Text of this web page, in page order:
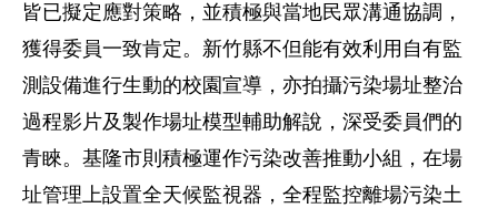
皆已擬定應對策略，並積極與當地民眾溝通協調，
獲得委員一致肯定。新竹縣不但能有效利用自有監
測設備進行生動的校園宣導，亦拍攝污染場址整治
過程影片及製作場址模型輔助解說，深受委員們的
青睞。基隆市則積極運作污染改善推動小組，在場
址管理上設置全天候監視器，全程監控離場污染土